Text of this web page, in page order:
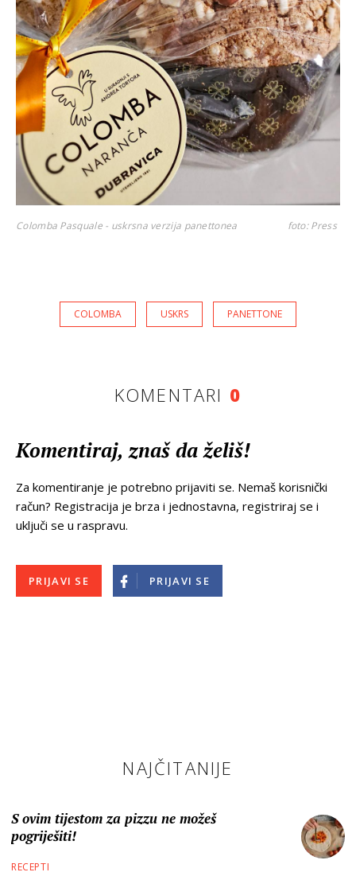
Colomba Pasquale - uskrsna verzija panettonea foto: Press
COLOMBA USKRS PANETTONE
KOMENTARI 0
Komentiraj, znaš da želiš!
Za komentiranje je potrebno prijaviti se. Nemaš korisnički
račun? Registracija je brza i jednostavna, registriraj se i
uključi se u raspravu.
PRIJAVI SE PRIJAVI SE
NAJČITANIJE
S ovim tijestom za pizzu ne možeš
pogriješiti!
RECEPTI